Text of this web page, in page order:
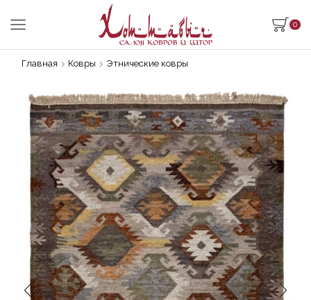
0
Главная Ковры Этнические ковры